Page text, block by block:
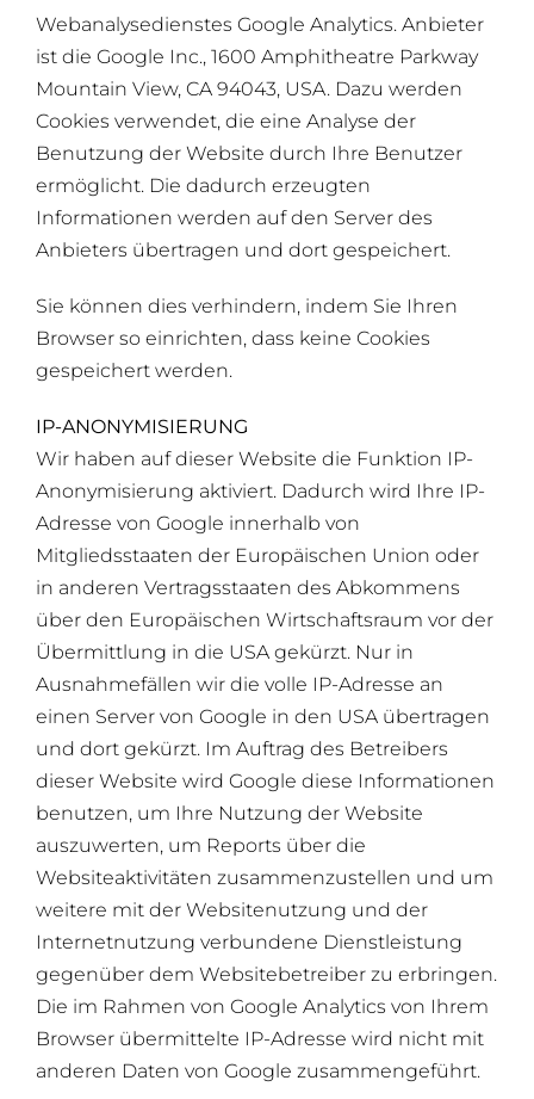
Webanalysedienstes Google Analytics. Anbieter
ist die Google Inc., 1600 Amphitheatre Parkway
Mountain View, CA 94043, USA. Dazu werden
Cookies verwendet, die eine Analyse der
Benutzung der Website durch Ihre Benutzer
ermöglicht. Die dadurch erzeugten
Informationen werden auf den Server des
Anbieters übertragen und dort gespeichert.
Sie können dies verhindern, indem Sie Ihren
Browser so einrichten, dass keine Cookies
gespeichert werden.
IP-ANONYMISIERUNG
Wir haben auf dieser Website die Funktion IP-
Anonymisierung aktiviert. Dadurch wird Ihre IP-
Adresse von Google innerhalb von
Mitgliedsstaaten der Europäischen Union oder
in anderen Vertragsstaaten des Abkommens
über den Europäischen Wirtschaftsraum vor der
Übermittlung in die USA gekürzt. Nur in
Ausnahmefällen wir die volle IP-Adresse an
einen Server von Google in den USA übertragen
und dort gekürzt. Im Auftrag des Betreibers
dieser Website wird Google diese Informationen
benutzen, um Ihre Nutzung der Website
auszuwerten, um Reports über die
Websiteaktivitäten zusammenzustellen und um
weitere mit der Websitenutzung und der
Internetnutzung verbundene Dienstleistung
gegenüber dem Websitebetreiber zu erbringen.
Die im Rahmen von Google Analytics von Ihrem
Browser übermittelte IP-Adresse wird nicht mit
anderen Daten von Google zusammengeführt.